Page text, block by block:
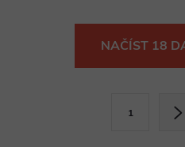
kancelářské skříně: hruška,...
NAČÍST 18
1